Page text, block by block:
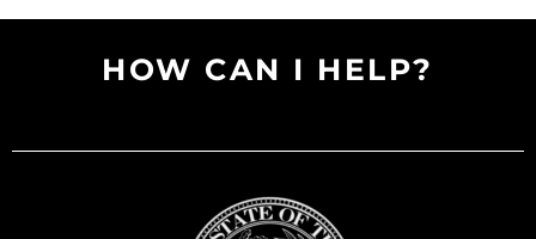
HOW CAN I HELP?